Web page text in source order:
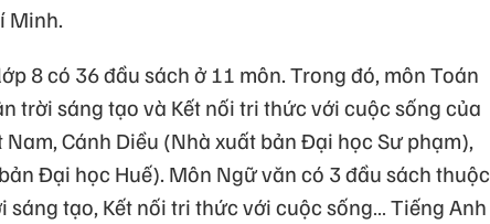
Minh.
8 có 36 đầu sách ở 11 môn. Trong đó, môn Toán
trời sáng tạo và Kết nối tri thức với cuộc sống của
Cánh Diều (Nhà xuất bản Đại học Sư phạm),
Đại học Huế). Môn Ngữ văn có 3 đầu sách thuộc
sáng tạo, Kết nối tri thức với cuộc sống… Tiếng Anh